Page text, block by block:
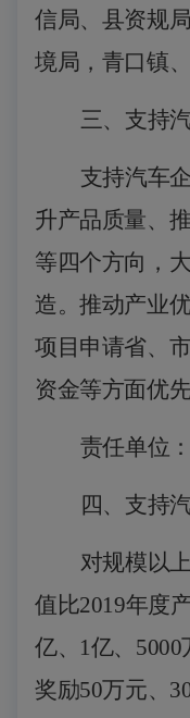
信局、县资规
境局，青口镇
三、支持
支持汽车
升产品质量、
等四个方向，
造。推动产业
项目申请省、
资金等方面优
责任单位
四、支持
对规模以
值比2019年度
亿、1亿、
奖励50万元、